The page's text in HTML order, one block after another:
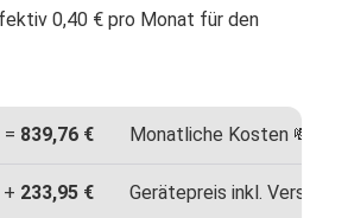
0,40 € pro Monat für den
= 839,76 € Monatliche Kosten 💸
+ 233,95 € Gerätepreis inkl. Versand